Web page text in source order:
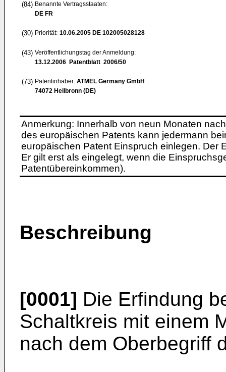
(84) Benannte Vertragsstaaten:
DE FR
(30) Priorität: 10.06.2005 DE 102005028128
(43) Veröffentlichungstag der Anmeldung:
13.12.2006 Patentblatt 2006/50
(73) Patentinhaber: ATMEL Germany GmbH
74072 Heilbronn (DE)
Anmerkung: Innerhalb von neun Monaten
des europäischen Patents kann jedermann
europäischen Patent Einspruch einlegen. Der
Er gilt erst als eingelegt, wenn die
Patentübereinkommen).
Beschreibung
[0001] Die Erfindung
Schaltkreis mit einem
nach dem Oberbegriff